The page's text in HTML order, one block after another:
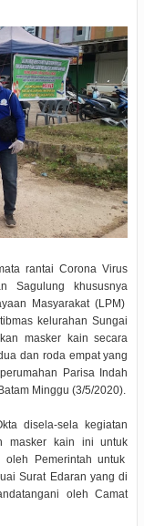
rantai Corona Virus
Sagulung khususnya
Masyarakat (LPM)
kelurahan Sungai
masker kain secara
dan roda empat yang
Parisa Indah
Minggu (3/5/2020).
disela-sela kegiatan
masker kain ini untuk
oleh Pemerintah untuk
Surat Edaran yang di
oleh Camat